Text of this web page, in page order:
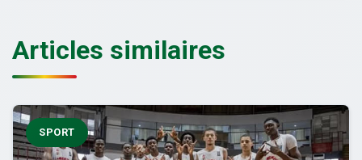
Articles similaires
SPORT